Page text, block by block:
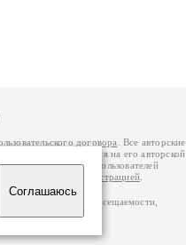
Соглашаюсь
договора
. Все авторские
вы можете обратиться на его авторской
Федерации. Данные пользователей
связаться с администрацией
данным счетчика посещаемости,